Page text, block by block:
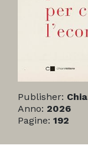
Publisher:
Anno: 2026
Pagine: 192